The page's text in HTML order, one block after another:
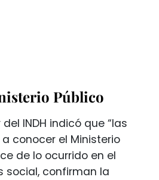
Público
INDH indicó que “las
conocer el Ministerio
de lo ocurrido en el
social, confirman la